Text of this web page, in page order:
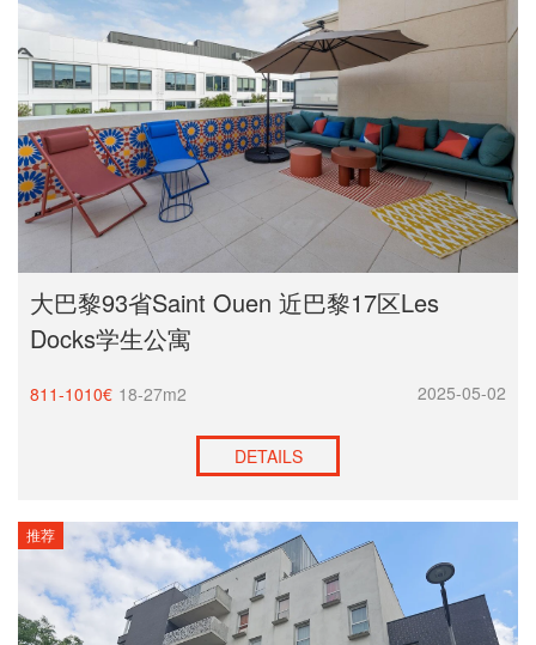
大巴黎93省Saint Ouen 近巴黎17区Les
Docks学生公寓
811-1010€ 18-27m2 2025-05-02
DETAILS
推荐